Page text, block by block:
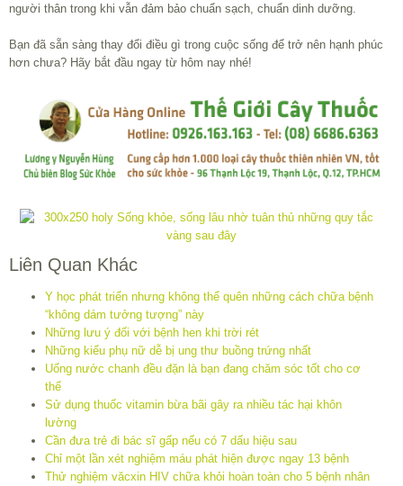
người thân trong khi vẫn đảm bảo chuẩn sạch, chuẩn dinh dưỡng.
Bạn đã sẵn sàng thay đổi điều gì trong cuộc sống để trở nên hạnh phúc
hơn chưa? Hãy bắt đầu ngay từ hôm nay nhé!
Liên Quan Khác
Y học phát triển nhưng không thể quên những cách chữa bệnh
“không dám tưởng tượng” này
Những lưu ý đối với bệnh hen khi trời rét
Những kiểu phụ nữ dễ bị ung thư buồng trứng nhất
Uống nước chanh đều đặn là bạn đang chăm sóc tốt cho cơ
thể
Sử dụng thuốc vitamin bừa bãi gây ra nhiều tác hại khôn
lường
Cần đưa trẻ đi bác sĩ gấp nếu có 7 dấu hiệu sau
Chỉ một lần xét nghiệm máu phát hiện được ngay 13 bệnh
Thử nghiệm văcxin HIV chữa khỏi hoàn toàn cho 5 bệnh nhân